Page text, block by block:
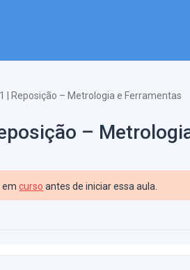
| Reposição – Metrologia e Ferramentas
–
emcurso antes de iniciar essa aula.